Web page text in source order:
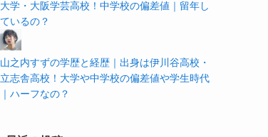
大学・大阪学芸高校！中学校の偏差値｜留年し
ているの？
山之内すずの学歴と経歴｜出身は伊川谷高校・
立志舎高校！大学や中学校の偏差値や学生時代
｜ハーフなの？